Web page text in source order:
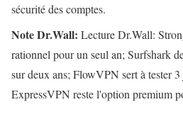
sécurité des comptes.
Note Dr.Wall: Lecture Dr.Wall:
rationnel pour un seul an; Surfshark
sur deux ans; FlowVPN sert à tester
ExpressVPN reste l'option premium